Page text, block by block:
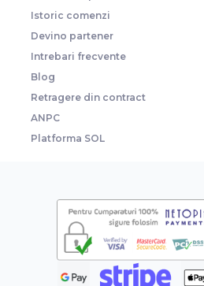
Istoric comenzi
Devino partener
Intrebari frecvente
Blog
Retragere din contract
ANPC
Platforma SOL